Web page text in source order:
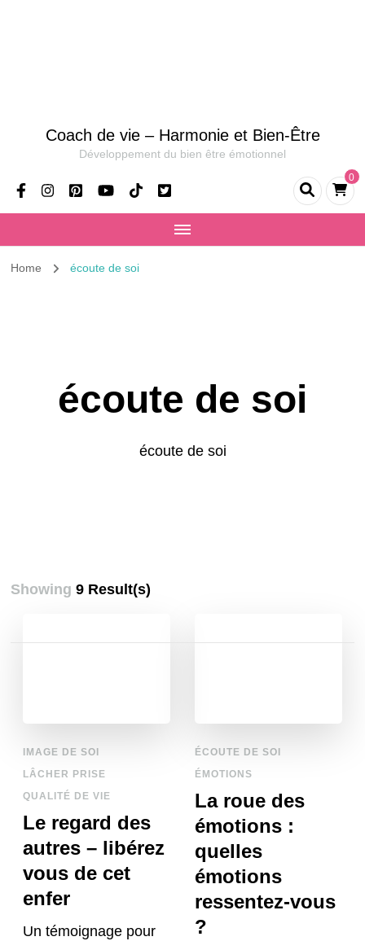
Coach de vie – Harmonie et Bien-Être
Développement du bien être émotionnel
0
Home écoute de soi
écoute de soi
écoute de soi
Showing9 Result(s)
IMAGE DE SOI
LÂCHER PRISE
QUALITÉ DE VIE
Le regard des
autres – libérez
vous de cet
enfer
Un témoignage pour
ÉCOUTE DE SOI
ÉMOTIONS
La roue des
émotions :
quelles
émotions
ressentez-vous
?
publications